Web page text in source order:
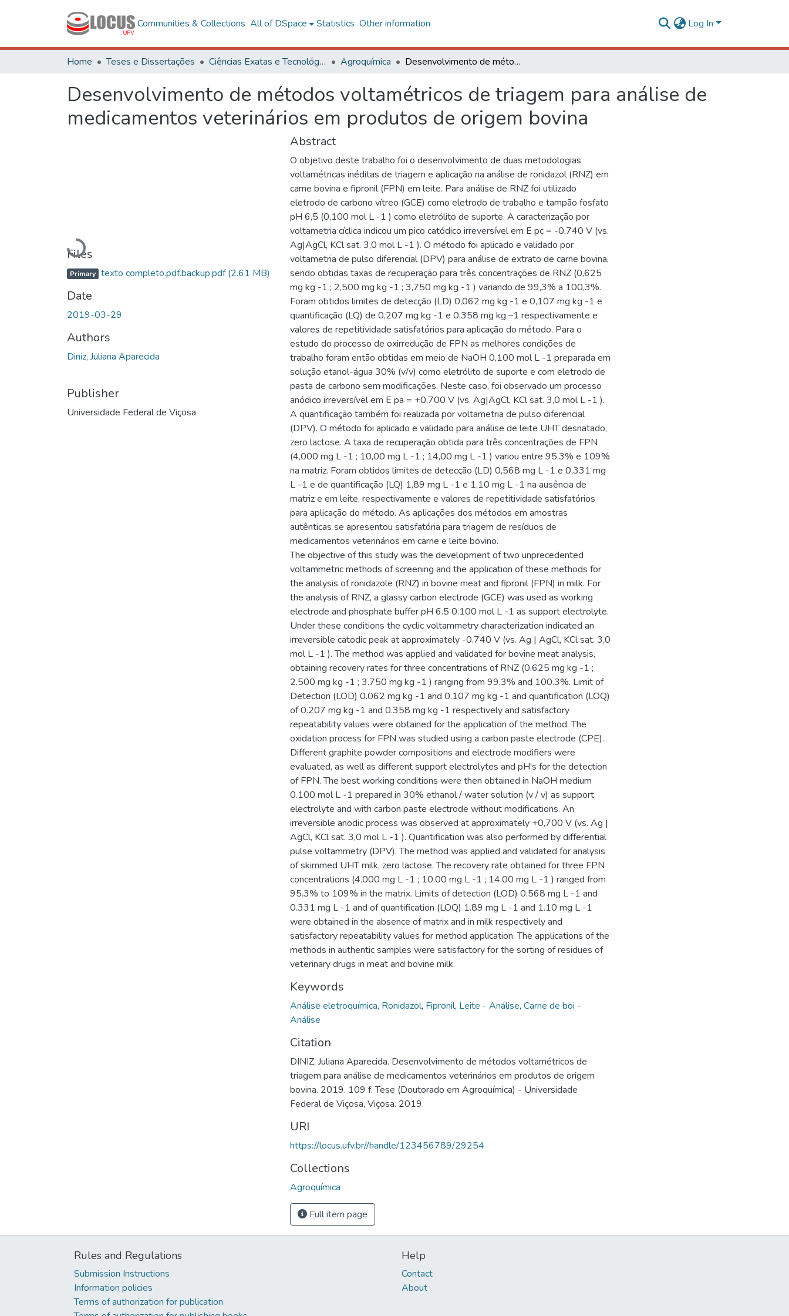
Communities & Collections All of DSpace Statistics Other information Log In
Home Teses e Dissertações Ciências Exatas e Tecnológicas Agroquímica Desenvolvimento de métodos voltamétricos de triagem para análise de medicamentos veterinários em produtos de origem bovina
Desenvolvimento de métodos voltamétricos de triagem para análise de
medicamentos veterinários em produtos de origem bovina
Loading...
Files
Primary texto completo.pdf.backup.pdf(2.61 MB)
Date
2019-03-29
Authors
Diniz, Juliana Aparecida
Publisher
Universidade Federal de Viçosa
Abstract
O objetivo deste trabalho foi o desenvolvimento de duas metodologias
voltamétricas inéditas de triagem e aplicação na análise de ronidazol (RNZ) em
carne bovina e fipronil (FPN) em leite. Para análise de RNZ foi utilizado
eletrodo de carbono vítreo (GCE) como eletrodo de trabalho e tampão fosfato
pH 6,5 (0,100 mol L -1 ) como eletrólito de suporte. A caracterização por
voltametria cíclica indicou um pico catódico irreversível em E pc = -0,740 V (vs.
Ag|AgCl, KCl sat. 3,0 mol L -1 ). O método foi aplicado e validado por
voltametria de pulso diferencial (DPV) para análise de extrato de carne bovina,
sendo obtidas taxas de recuperação para três concentrações de RNZ (0,625
mg kg -1 ; 2,500 mg kg -1 ; 3,750 mg kg -1 ) variando de 99,3% a 100,3%.
Foram obtidos limites de detecção (LD) 0,062 mg kg -1 e 0,107 mg kg -1 e
quantificação (LQ) de 0,207 mg kg -1 e 0,358 mg kg –1 respectivamente e
valores de repetitividade satisfatórios para aplicação do método. Para o
estudo do processo de oxirredução de FPN as melhores condições de
trabalho foram então obtidas em meio de NaOH 0,100 mol L -1 preparada em
solução etanol-água 30% (v/v) como eletrólito de suporte e com eletrodo de
pasta de carbono sem modificações. Neste caso, foi observado um processo
anódico irreversível em E pa = +0,700 V (vs. Ag|AgCl, KCl sat. 3,0 mol L -1 ).
A quantificação também foi realizada por voltametria de pulso diferencial
(DPV). O método foi aplicado e validado para análise de leite UHT desnatado,
zero lactose. A taxa de recuperação obtida para três concentrações de FPN
(4,000 mg L -1 ; 10,00 mg L -1 ; 14,00 mg L -1 ) variou entre 95,3% e 109%
na matriz. Foram obtidos limites de detecção (LD) 0,568 mg L -1 e 0,331 mg
L -1 e de quantificação (LQ) 1,89 mg L -1 e 1,10 mg L -1 na ausência de
matriz e em leite, respectivamente e valores de repetitividade satisfatórios
para aplicação do método. As aplicações dos métodos em amostras
autênticas se apresentou satisfatória para triagem de resíduos de
medicamentos veterinários em carne e leite bovino.
The objective of this study was the development of two unprecedented
voltammetric methods of screening and the application of these methods for
the analysis of ronidazole (RNZ) in bovine meat and fipronil (FPN) in milk. For
the analysis of RNZ, a glassy carbon electrode (GCE) was used as working
electrode and phosphate buffer pH 6.5 0.100 mol L -1 as support electrolyte.
Under these conditions the cyclic voltammetry characterization indicated an
irreversible catodic peak at approximately -0.740 V (vs. Ag | AgCl, KCl sat. 3,0
mol L -1 ). The method was applied and validated for bovine meat analysis,
obtaining recovery rates for three concentrations of RNZ (0.625 mg kg -1 ;
2.500 mg kg -1 ; 3.750 mg kg -1 ) ranging from 99.3% and 100.3%. Limit of
Detection (LOD) 0.062 mg kg -1 and 0.107 mg kg -1 and quantification (LOQ)
of 0.207 mg kg -1 and 0.358 mg kg -1 respectively and satisfactory
repeatability values were obtained for the application of the method. The
oxidation process for FPN was studied using a carbon paste electrode (CPE).
Different graphite powder compositions and electrode modifiers were
evaluated, as well as different support electrolytes and pH's for the detection
of FPN. The best working conditions were then obtained in NaOH medium
0.100 mol L -1 prepared in 30% ethanol / water solution (v / v) as support
electrolyte and with carbon paste electrode without modifications. An
irreversible anodic process was observed at approximately +0,700 V (vs. Ag |
AgCl, KCl sat. 3,0 mol L -1 ). Quantification was also performed by differential
pulse voltammetry (DPV). The method was applied and validated for analysis
of skimmed UHT milk, zero lactose. The recovery rate obtained for three FPN
concentrations (4.000 mg L -1 ; 10.00 mg L -1 ; 14.00 mg L -1 ) ranged from
95.3% to 109% in the matrix. Limits of detection (LOD) 0.568 mg L -1 and
0.331 mg L -1 and of quantification (LOQ) 1.89 mg L -1 and 1.10 mg L -1
were obtained in the absence of matrix and in milk respectively and
satisfactory repeatability values for method application. The applications of the
methods in authentic samples were satisfactory for the sorting of residues of
veterinary drugs in meat and bovine milk.
Keywords
Análise eletroquímica, Ronidazol, Fipronil, Leite - Análise, Carne de boi -
Análise
Citation
DINIZ, Juliana Aparecida. Desenvolvimento de métodos voltamétricos de
triagem para análise de medicamentos veterinários em produtos de origem
bovina. 2019. 109 f. Tese (Doutorado em Agroquímica) - Universidade
Federal de Viçosa, Viçosa. 2019.
URI
https://locus.ufv.br//handle/123456789/29254
Collections
Agroquímica
Full item page
Rules and Regulations
Submission Instructions
Information policies
Terms of authorization for publication
Help
Contact
About